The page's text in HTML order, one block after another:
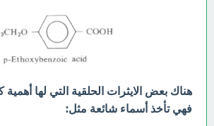
هناك بعض الايثرات الحلقية التي لها
فهي تأخذ أسماء شائعة مثل: